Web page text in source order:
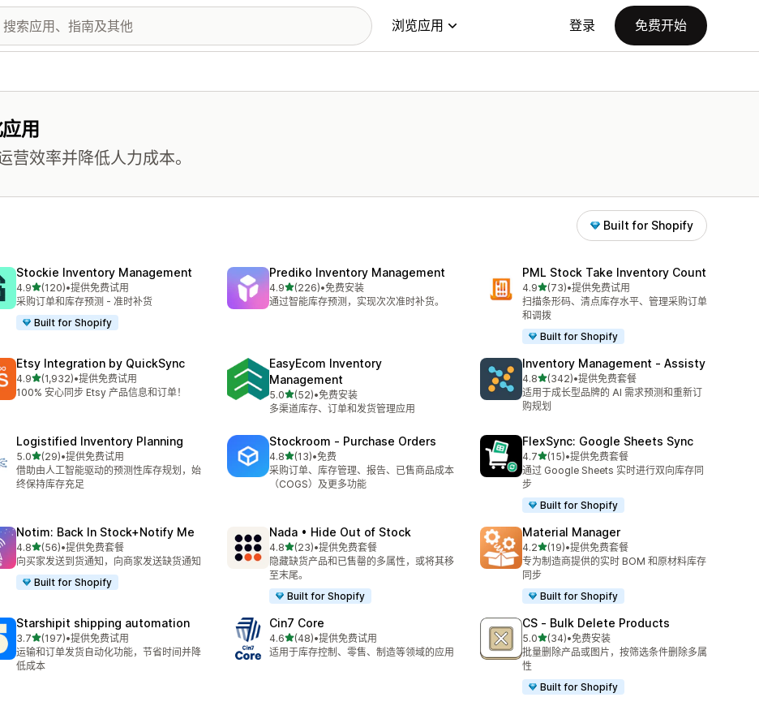
浏览应用 登录 免费开始
用
效率并降低人力成本。
Built for Shopify
Stockie Inventory Management
4.9星（满分 5 星）
(120)
总共 120 条评论
•提供免费试用
采购订单和库存预测 - 准时补货
Built for Shopify
Prediko Inventory Management
4.9星（满分 5 星）
(226)
总共 226 条评论
•免费安装
通过智能库存预测，实现次次准时补货。
PML Stock Take Inventory Count
4.9星（满分 5 星）
(73)
总共 73 条评论
•提供免费试用
扫描条形码、清点库存水平、管理采购订单
和调拨
Built for Shopify
Etsy Integration by QuickSync
4.9星（满分 5 星）
(1,932)
总共 1932 条评论
•提供免费试用
100% 安心同步 Etsy 产品信息和订单！
EasyEcom Inventory
Management
5.0星（满分 5 星）
(52)
总共 52 条评论
•免费安装
多渠道库存、订单和发货管理应用
Inventory Management ‑ Assisty
4.8星（满分 5 星）
(342)
总共 342 条评论
•提供免费套餐
适用于成长型品牌的 AI 需求预测和重新订
购规划
Logistified Inventory Planning
5.0星（满分 5 星）
(29)
总共 29 条评论
•提供免费试用
借助由人工智能驱动的预测性库存规划，始
终保持库存充足
Stockroom ‑ Purchase Orders
4.8星（满分 5 星）
(13)
总共 13 条评论
•免费
采购订单、库存管理、报告、已售商品成本
（COGS）及更多功能
FlexSync: Google Sheets Sync
4.7星（满分 5 星）
(15)
总共 15 条评论
•提供免费套餐
通过 Google Sheets 实时进行双向库存同
步
Built for Shopify
Notim: Back In Stock+Notify Me
4.8星（满分 5 星）
(56)
总共 56 条评论
•提供免费套餐
向买家发送到货通知，向商家发送缺货通知
Built for Shopify
Nada • Hide Out of Stock
4.8星（满分 5 星）
(23)
总共 23 条评论
•提供免费套餐
隐藏缺货产品和已售罄的多属性，或将其移
至末尾。
Built for Shopify
Material Manager
4.2星（满分 5 星）
(19)
总共 19 条评论
•提供免费套餐
专为制造商提供的实时 BOM 和原材料库存
同步
Built for Shopify
Starshipit shipping automation
3.7星（满分 5 星）
(197)
总共 197 条评论
•提供免费试用
运输和订单发货自动化功能，节省时间并降
低成本
Cin7 Core
4.6星（满分 5 星）
(48)
总共 48 条评论
•提供免费试用
适用于库存控制、零售、制造等领域的应用
CS ‑ Bulk Delete Products
5.0星（满分 5 星）
(34)
总共 34 条评论
•免费安装
批量删除产品或图片，按筛选条件删除多属
性
Built for Shopify